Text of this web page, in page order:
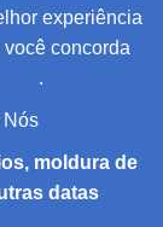
experiência
concorda
.
Nós
moldura de
datas